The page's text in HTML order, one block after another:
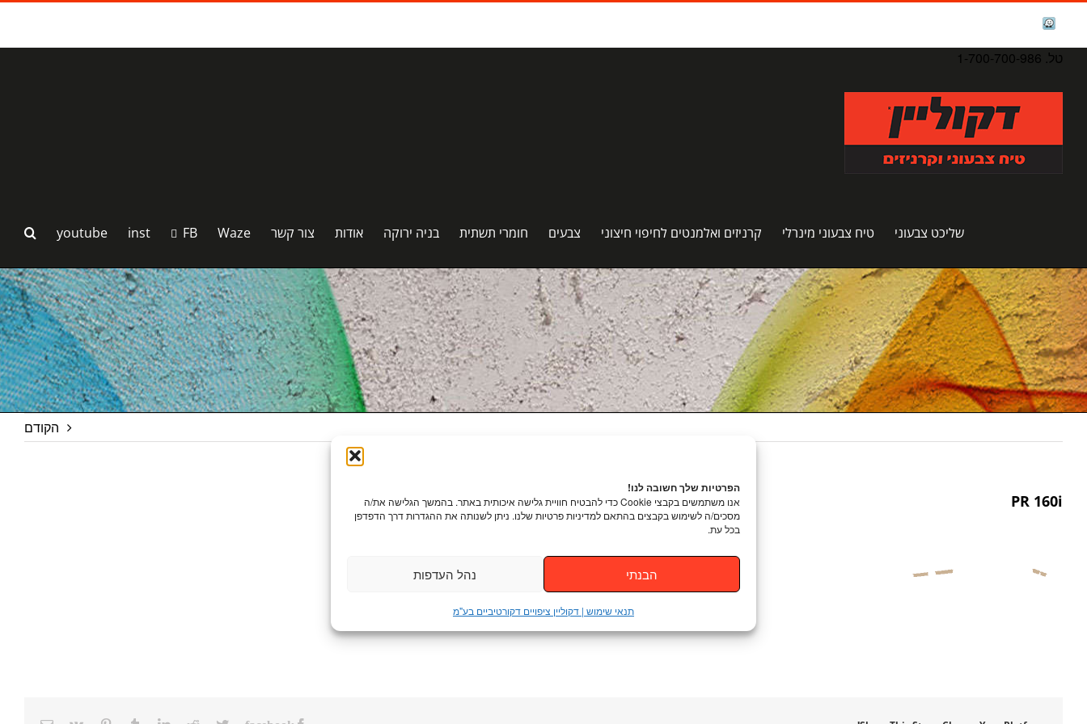
הפרטיות שלך חשובה לנו!
אנו משתמשים בקבצי Cookie כדי להבטיח חוויית גלישה איכותית באתר. בהמשך הגלישה את/ה
מסכים/ה לשימוש בקבצים בהתאם למדיניות פרטיות שלנו. ניתן לשנותה את ההגדרות דרך הדפדפן
בכל עת.
הבנתי נהל העדפות
תנאי שימוש | דקוליין ציפויים דקורטיביים בע"מ
דלג
Waze
טל. 1-700-700-986
שליכט צבעוני טיח צבעוני מינרלי קרניזים ואלמנטים לחיפוי חיצוני צבעים חומרי תשתית בניה ירוקה אודות צור קשר Waze
FB
inst
youtube
הקודם
PR 160i